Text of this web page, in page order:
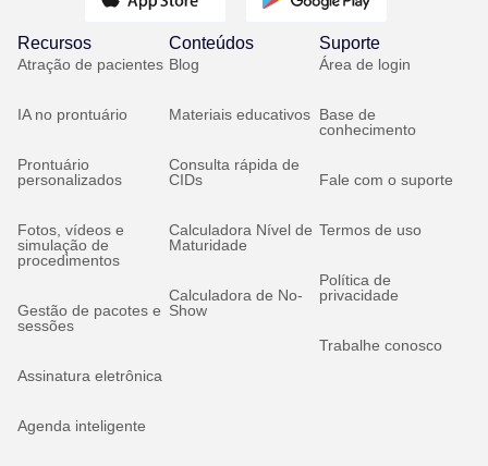
Recursos
Atração de pacientes
IA no prontuário
Prontuário
personalizados
Fotos, vídeos e
simulação de
procedimentos
Gestão de pacotes e
sessões
Assinatura eletrônica
Agenda inteligente
Conteúdos
Blog
Materiais educativos
Consulta rápida de
CIDs
Calculadora Nível de
Maturidade
Calculadora de No-
Show
Suporte
Área de login
Base de
conhecimento
Fale com o suporte
Termos de uso
Política de
privacidade
Trabalhe conosco